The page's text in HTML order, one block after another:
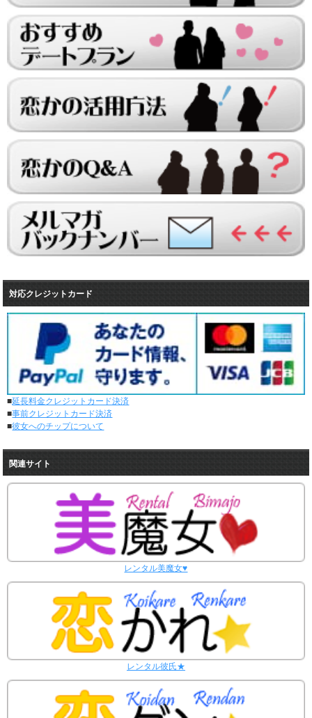
レンタル彼女と25回の通常デートがありました。
レンタル彼女と0回のオンラインデートがありました。
5/4～5/10
レンタル彼女と23回の通常デートがありました。
レンタル彼女と0回のオンラインデートがありました。
レンタル彼女と23回の通常デートがありました。
レンタル彼女と1回のオンラインデートがありました。
レンタル彼女と25回の通常デートがありました。
レンタル彼女と0回のオンラインデートがありました。
4/13～4/19
レンタル彼女と30回の通常デートがありました。
レンタル彼女と0回のオンラインデートがありました。
4/6～4/12
レンタル彼女と28回の通常デートがありました。
レンタル彼女と1回のオンラインデートがありました。
3/30～4/5
3/23～3/29
レンタル彼女と28回の通常デートがありました。
レンタル彼女と0回のオンラインデートがありました。
3/16～3/22
レンタル彼女と30回の通常デートがありました。
レンタル彼女と0回のオンラインデートがありました。
3/9～3/15
レンタル彼女と36回の通常デートがありました。
レンタル彼女と1回のオンラインデートがありました。
3/2～3/8
レンタル彼女と32回の通常デートがありました。
2/23～3/1
レンタル彼女と0回のオンラインデートがありました。
2/16～2/22
レンタル彼女と28回の通常デートがありました。
レンタル彼女と1回のオンラインデートがありました。
レンタル彼女と37回の通常デートがありました。
レンタル彼女と0回のオンラインデートがありました。
2/2～2/8
レンタル彼女と27回の通常デートがありました。
レンタル彼女と0回のオンラインデートがありました。
1/26～2/1
レンタル彼女と30回の通常デートがありました。
レンタル彼女と1回のオンラインデートがありました。
レンタル彼女と35回の通常デートがありました。
レンタル彼女と0回のオンラインデートがありました。
1/12～1/18
対応クレジットカード
■延長料金クレジットカード決済
■事前クレジットカード決済
■彼女へのチップについて
関連サイト
レンタル美魔女♥
レンタル彼氏★